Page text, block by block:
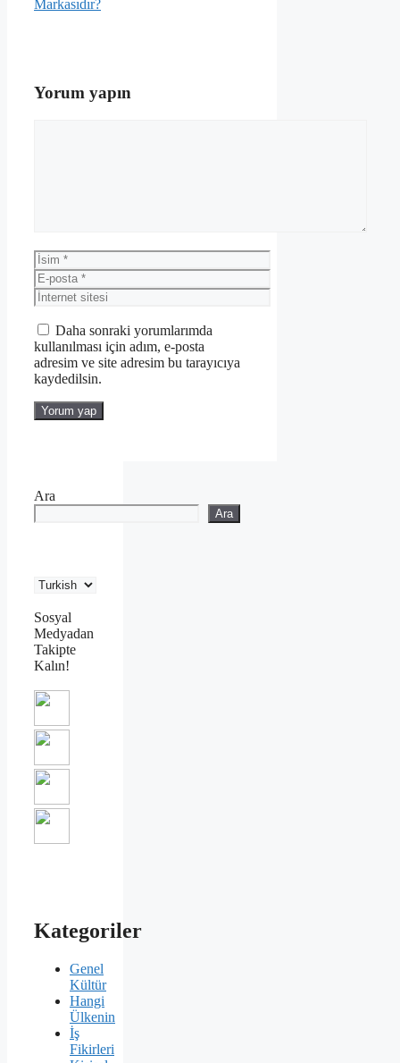
Markasıdır?
Yorum yapın
İsim
E-
posta
İnternet
sitesi
Daha sonraki yorumlarımda
kullanılması için adım, e-posta
adresim ve site adresim bu tarayıcıya
kaydedilsin.
Ara
Ara
Sosyal
Medyadan
Takipte
Kalın!
Kategoriler
Genel
Kültür
Hangi
Ülkenin
İş
Fikirleri